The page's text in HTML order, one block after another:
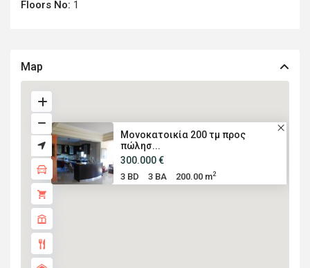
Floors No: 1
Map
Μονοκατοικία 200 τμ προς
πώλησ...
300.000 €
3 BD 3 BA 200.00 m2